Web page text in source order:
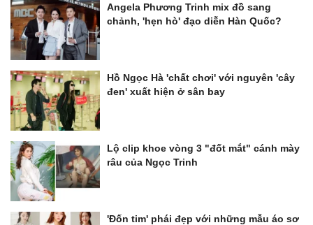
Angela Phương Trinh mix đồ sang
chảnh, 'hẹn hò' đạo diễn Hàn Quốc?
Hồ Ngọc Hà 'chất chơi' với nguyên 'cây
đen' xuất hiện ở sân bay
Lộ clip khoe vòng 3 "đốt mắt" cánh mày
râu của Ngọc Trinh
'Đốn tim' phái đẹp với những mẫu áo sơ